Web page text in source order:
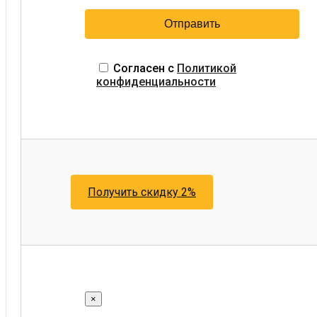
Согласен с Политикой
конфиденциальности
Получить скидку 2%
×